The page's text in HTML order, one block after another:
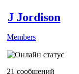
J Jordison
Members
21 сообщений